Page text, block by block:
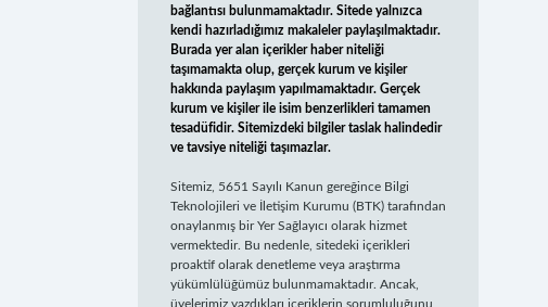
bağlantısı bulunmamaktadır. Sitede yalnızca
kendi hazırladığımız makaleler paylaşılmaktadır.
Burada yer alan içerikler haber niteliği
taşımamakta olup, gerçek kurum ve kişiler
hakkında paylaşım yapılmamaktadır. Gerçek
kurum ve kişiler ile isim benzerlikleri tamamen
tesadüfidir. Sitemizdeki bilgiler taslak halindedir
ve tavsiye niteliği taşımazlar.
Sitemiz, 5651 Sayılı Kanun gereğince Bilgi
Teknolojileri ve İletişim Kurumu (BTK) tarafından
onaylanmış bir Yer Sağlayıcı olarak hizmet
vermektedir. Bu nedenle, sitedeki içerikleri
proaktif olarak denetleme veya araştırma
yükümlülüğümüz bulunmamaktadır. Ancak,
üyelerimiz yazdıkları içeriklerin sorumluluğunu